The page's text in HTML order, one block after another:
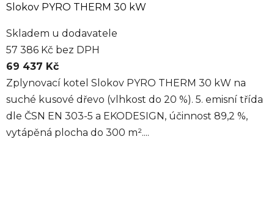
Slokov PYRO THERM 30 kW
Skladem u dodavatele
57 386 Kč bez DPH
69 437 Kč
Zplynovací kotel Slokov PYRO THERM 30 kW na
suché kusové dřevo (vlhkost do 20 %). 5. emisní třída
dle ČSN EN 303-5 a EKODESIGN, účinnost 89,2 %,
vytápěná plocha do 300 m²....